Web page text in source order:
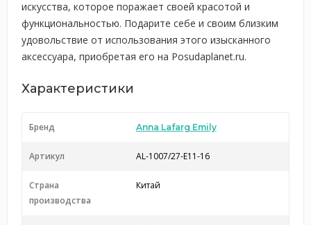
искусства, которое поражает своей красотой и
функциональностью. Подарите себе и своим близким
удовольствие от использования этого изысканного
аксессуара, приобретая его на Posudaplanet.ru.
Характеристики
Бренд Anna Lafarg Emily
Артикул AL-1007/27-E11-16
Страна
производства
Китай